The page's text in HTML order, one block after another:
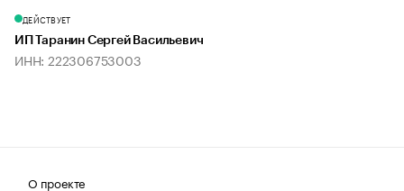
ДЕЙСТВУЕТ
ИП Таранин Сергей Васильевич
ИНН: 222306753003
О проекте